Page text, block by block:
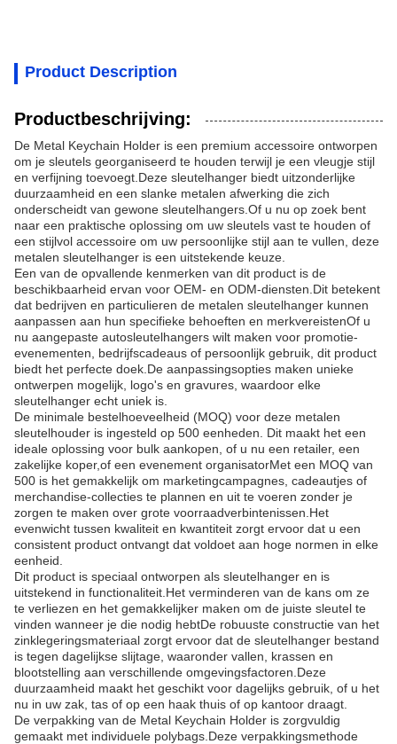
Product Description
Productbeschrijving:
De Metal Keychain Holder is een premium accessoire ontworpen
om je sleutels georganiseerd te houden terwijl je een vleugje stijl
en verfijning toevoegt.Deze sleutelhanger biedt uitzonderlijke
duurzaamheid en een slanke metalen afwerking die zich
onderscheidt van gewone sleutelhangers.Of u nu op zoek bent
naar een praktische oplossing om uw sleutels vast te houden of
een stijlvol accessoire om uw persoonlijke stijl aan te vullen, deze
metalen sleutelhanger is een uitstekende keuze.
Een van de opvallende kenmerken van dit product is de
beschikbaarheid ervan voor OEM- en ODM-diensten.Dit betekent
dat bedrijven en particulieren de metalen sleutelhanger kunnen
aanpassen aan hun specifieke behoeften en merkvereistenOf u
nu aangepaste autosleutelhangers wilt maken voor promotie-
evenementen, bedrijfscadeaus of persoonlijk gebruik, dit product
biedt het perfecte doek.De aanpassingsopties maken unieke
ontwerpen mogelijk, logo's en gravures, waardoor elke
sleutelhanger echt uniek is.
De minimale bestelhoeveelheid (MOQ) voor deze metalen
sleutelhouder is ingesteld op 500 eenheden. Dit maakt het een
ideale oplossing voor bulk aankopen, of u nu een retailer, een
zakelijke koper,of een evenement organisatorMet een MOQ van
500 is het gemakkelijk om marketingcampagnes, cadeautjes of
merchandise-collecties te plannen en uit te voeren zonder je
zorgen te maken over grote voorraadverbintenissen.Het
evenwicht tussen kwaliteit en kwantiteit zorgt ervoor dat u een
consistent product ontvangt dat voldoet aan hoge normen in elke
eenheid.
Dit product is speciaal ontworpen als sleutelhanger en is
uitstekend in functionaliteit.Het verminderen van de kans om ze
te verliezen en het gemakkelijker maken om de juiste sleutel te
vinden wanneer je die nodig hebtDe robuuste constructie van het
zinklegeringsmateriaal zorgt ervoor dat de sleutelhanger bestand
is tegen dagelijkse slijtage, waaronder vallen, krassen en
blootstelling aan verschillende omgevingsfactoren.Deze
duurzaamheid maakt het geschikt voor dagelijks gebruik, of u het
nu in uw zak, tas of op een haak thuis of op kantoor draagt.
De verpakking van de Metal Keychain Holder is zorgvuldig
gemaakt met individuele polybags.Deze verpakkingsmethode